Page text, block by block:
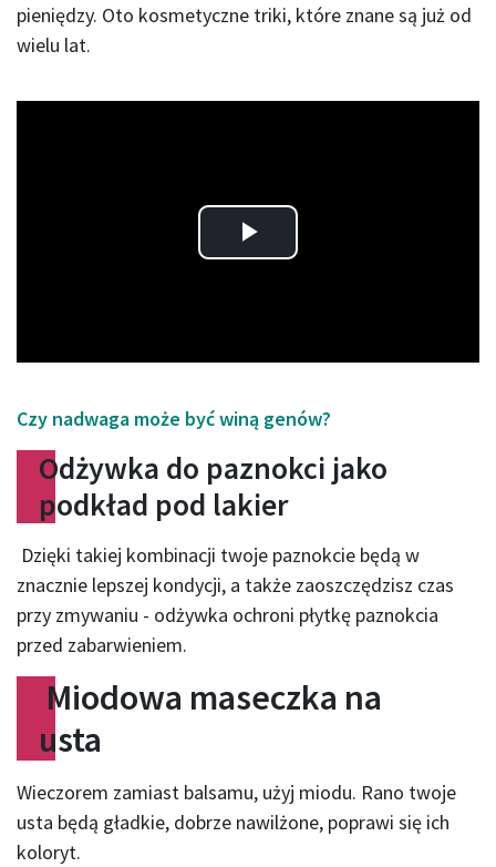
pieniędzy. Oto kosmetyczne triki, które znane są już od
wielu lat.
Play
Czy nadwaga może być winą genów?
Odżywka do paznokci jako
podkład pod lakier
Dzięki takiej kombinacji twoje paznokcie będą w
znacznie lepszej kondycji, a także zaoszczędzisz czas
przy zmywaniu - odżywka ochroni płytkę paznokcia
przed zabarwieniem.
Miodowa maseczka na
usta
Wieczorem zamiast balsamu, użyj miodu. Rano twoje
usta będą gładkie, dobrze nawilżone, poprawi się ich
koloryt.